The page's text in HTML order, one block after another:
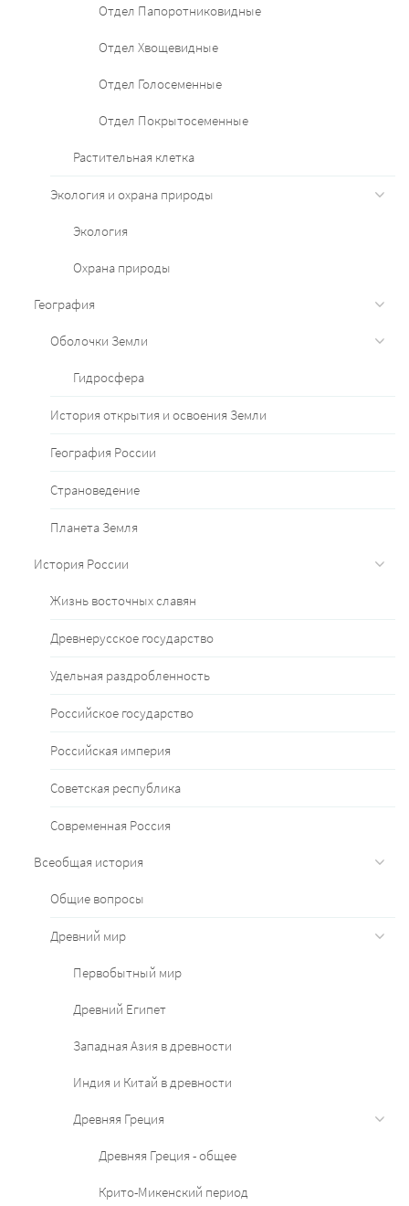
Отдел Папоротниковидные
Отдел Хвощевидные
Отдел Голосеменные
Отдел Покрытосеменные
Растительная клетка
Экология и охрана природы
Экология
Охрана природы
География
Оболочки Земли
Гидросфера
История открытия и освоения Земли
География России
Страноведение
Планета Земля
История России
Жизнь восточных славян
Древнерусское государство
Удельная раздробленность
Российское государство
Российская империя
Советская республика
Современная Россия
Всеобщая история
Общие вопросы
Древний мир
Первобытный мир
Древний Египет
Западная Азия в древности
Индия и Китай в древности
Древняя Греция
Древняя Греция - общее
Крито-Микенский период